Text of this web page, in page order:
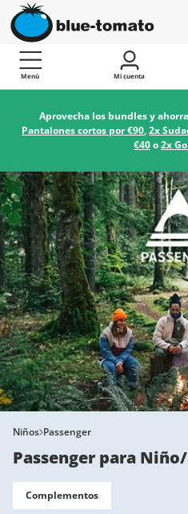
Menú Mi cuenta
Aprovecha los bundles y
Pantalones cortos por €90,2x
€40o2x
Niños Passenger
Passenger para
Complementos